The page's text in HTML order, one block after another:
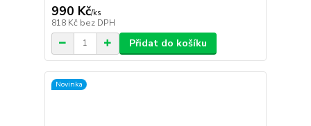
990 Kč/ks
818 Kč bez DPH
Přidat do košíku
Novinka